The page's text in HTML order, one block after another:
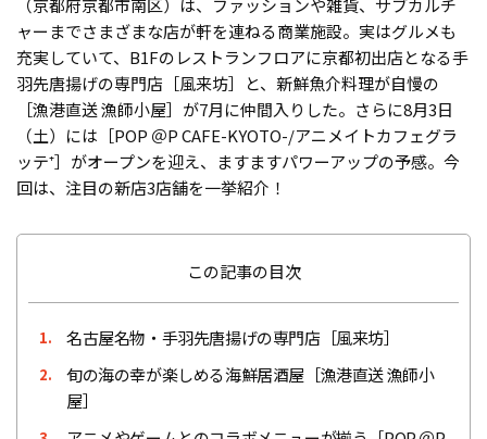
ャーまでさまざまな店が軒を連ねる商業施設。実はグルメも
充実していて、B1Fのレストランフロアに京都初出店となる手
羽先唐揚げの専門店［風来坊］と、新鮮魚介料理が自慢の
［漁港直送 漁師小屋］が7月に仲間入りした。さらに8月3日
（土）には［POP ＠P CAFE-KYOTO-/アニメイトカフェグラ
ッテ⁺］がオープンを迎え、ますますパワーアップの予感。今
回は、注目の新店3店舗を一挙紹介！
この記事の目次
1. 名古屋名物・手羽先唐揚げの専門店［風来坊］
2.
旬の海の幸が楽しめる海鮮居酒屋［漁港直送 漁師小
屋］